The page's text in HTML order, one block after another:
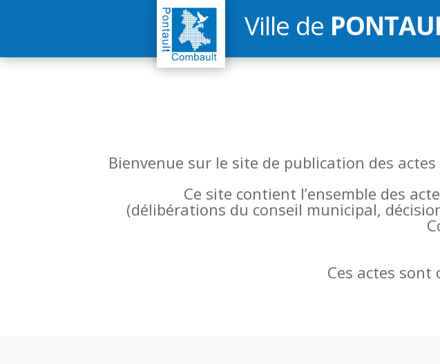
Ville de
Bienvenue sur le site de publication des
Ce site contient l’ensemble des
(délibérations du conseil municipal,
Ces actes